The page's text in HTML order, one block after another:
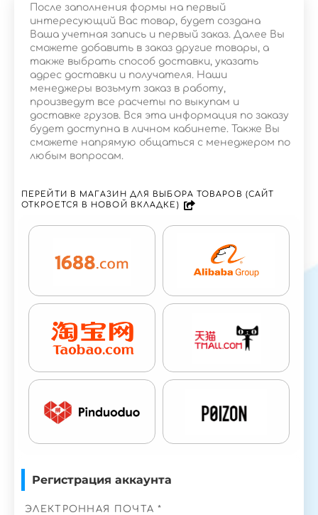
После заполнения формы на первый
интересующий Вас товар, будет создана
Ваша учетная запись и первый заказ. Далее Вы
сможете добавить в заказ другие товары, а
также выбрать способ доставки, указать
адрес доставки и получателя. Наши
менеджеры возьмут заказ в работу,
произведут все расчеты по выкупам и
доставке грузов. Вся эта информация по заказу
будет доступна в личном кабинете. Также Вы
сможете напрямую общаться с менеджером по
любым вопросам.
ПЕРЕЙТИ В МАГАЗИН ДЛЯ ВЫБОРА ТОВАРОВ (САЙТ
ОТКРОЕТСЯ В НОВОЙ ВКЛАДКЕ)
Регистрация аккаунта
ЭЛЕКТРОННАЯ ПОЧТА *